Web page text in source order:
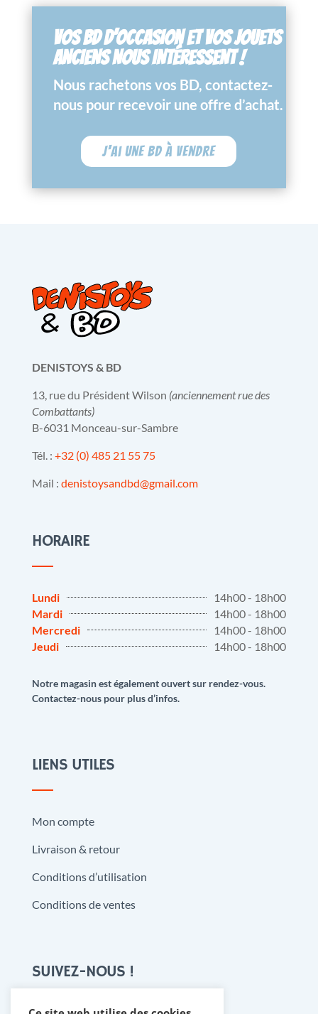
VOS BD D’OCCASION ET VOS JOUETS
ANCIENS NOUS INTÉRESSENT !
Nous rachetons vos BD, contactez-
nous pour recevoir une offre d’achat.
J'ai une BD à vendre
DENISTOYS & BD
13, rue du Président Wilson (anciennement rue des
Combattants)
B-6031 Monceau-sur-Sambre
Tél. : +32 (0) 485 21 55 75
Mail : denistoysandbd@gmail.com
HORAIRE
Lundi
14h00 - 18h00
Mardi
14h00 - 18h00
Mercredi
14h00 - 18h00
Jeudi
14h00 - 18h00
Notre magasin est également ouvert sur rendez-vous.
Contactez-nous pour plus d’infos.
LIENS UTILES
Mon compte
Livraison & retour
Conditions d’utilisation
Conditions de ventes
SUIVEZ-NOUS !